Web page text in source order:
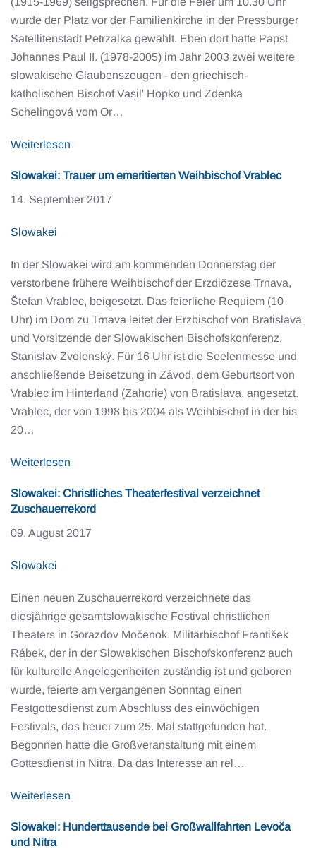
wurde der Platz vor der Familienkirche in der Pressburger
Satellitenstadt Petrzalka gewählt. Eben dort hatte Papst
Johannes Paul II. (1978-2005) im Jahr 2003 zwei weitere
slowakische Glaubenszeugen - den griechisch-
katholischen Bischof Vasil' Hopko und Zdenka
Schelingová vom Or…
Weiterlesen
Slowakei: Trauer um emeritierten Weihbischof Vrablec
14. September 2017
Slowakei
In der Slowakei wird am kommenden Donnerstag der
verstorbene frühere Weihbischof der Erzdiözese Trnava,
Štefan Vrablec, beigesetzt. Das feierliche Requiem (10
Uhr) im Dom zu Trnava leitet der Erzbischof von Bratislava
und Vorsitzende der Slowakischen Bischofskonferenz,
Stanislav Zvolenský. Für 16 Uhr ist die Seelenmesse und
anschließende Beisetzung in Závod, dem Geburtsort von
Vrablec im Hinterland (Zahorie) von Bratislava, angesetzt.
Vrablec, der von 1998 bis 2004 als Weihbischof in der bis
20…
Weiterlesen
Slowakei: Christliches Theaterfestival verzeichnet
Zuschauerrekord
09. August 2017
Slowakei
Einen neuen Zuschauerrekord verzeichnete das
diesjährige gesamtslowakische Festival christlichen
Theaters in Gorazdov Močenok. Militärbischof František
Rábek, der in der Slowakischen Bischofskonferenz auch
für kulturelle Angelegenheiten zuständig ist und geboren
wurde, feierte am vergangenen Sonntag einen
Festgottesdienst zum Abschluss des einwöchigen
Festivals, das heuer zum 25. Mal stattgefunden hat.
Begonnen hatte die Großveranstaltung mit einem
Gottesdienst in Nitra. Da das Interesse an rel…
Weiterlesen
Slowakei: Hunderttausende bei Großwallfahrten Levoča
und Nitra